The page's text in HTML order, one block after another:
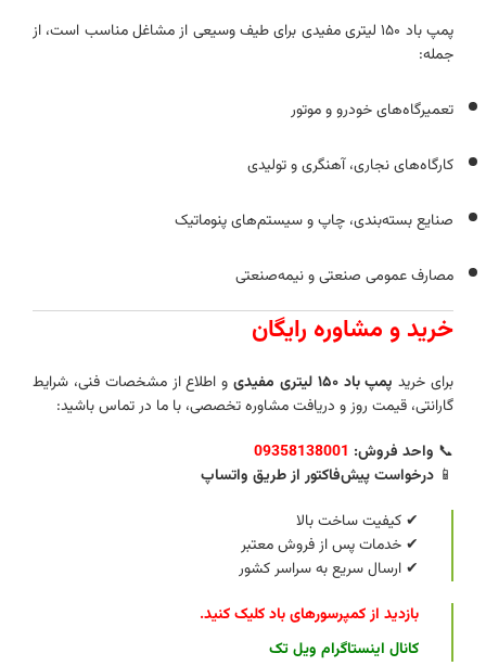
پمپ باد ۱۵۰ لیتری مفیدی برای طیف وسیعی از مشاغل مناسب است، از
جمله:
تعمیرگاه‌های خودرو و موتور
کارگاه‌های نجاری، آهنگری و تولیدی
صنایع بسته‌بندی، چاپ و سیستم‌های پنوماتیک
مصارف عمومی صنعتی و نیمه‌صنعتی
خرید و مشاوره رایگان
برای خرید پمپ باد ۱۵۰ لیتری مفیدی
و اطلاع از مشخصات فنی، شرایط
گارانتی، قیمت روز و دریافت مشاوره تخصصی، با ما در تماس باشید:
📞 واحد فروش: 09358138001
📱 درخواست پیش‌فاکتور از طریق واتساپ
✔ کیفیت ساخت بالا
✔ خدمات پس از فروش معتبر
✔ ارسال سریع به سراسر کشور
بازدید از کمپرسورهای باد کلیک کنید.
کانال اینستاگرام ویل تک